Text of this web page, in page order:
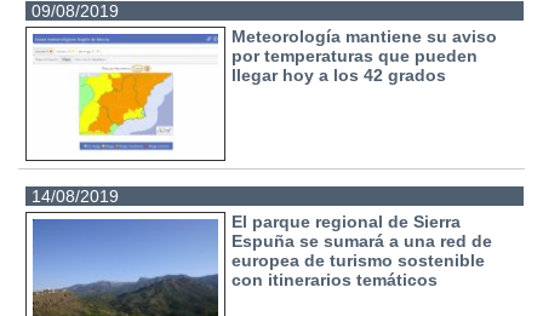
09/08/2019
Meteorología mantiene su aviso
por temperaturas que pueden
llegar hoy a los 42 grados
14/08/2019
El parque regional de Sierra
Espuña se sumará a una red de
europea de turismo sostenible
con itinerarios temáticos